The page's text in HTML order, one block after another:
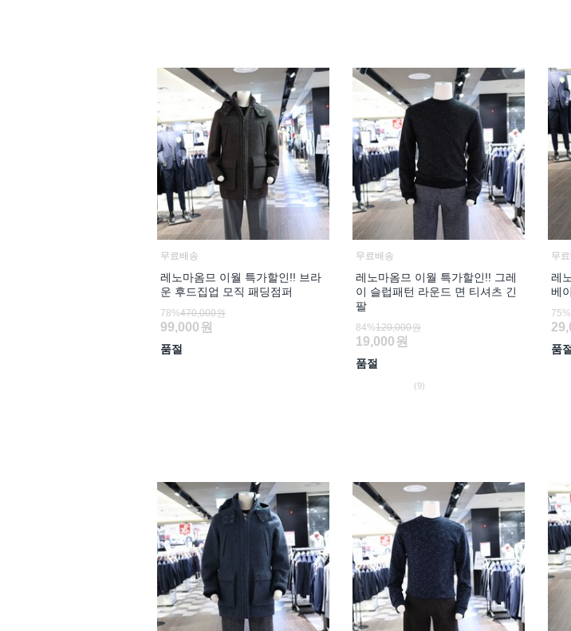
무료배송
레노마옴므 이월 특가할인!! 브라
운 후드집업 모직 패딩점퍼
78%470,000원
99,000 원
품절
무료배송
레노마옴므 이월 특가할인!! 그레
이 슬럽패턴 라운드 면 티셔츠 긴
팔
84%120,000원
19,000 원
품절
(9)
무
레
베
75%
품절